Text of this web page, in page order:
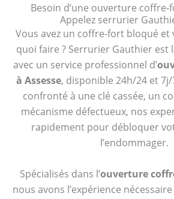
Besoin d’une ouverture coffre-
Appelez serrurier
Vous avez un coffre-fort bloqué et
quoi faire ? Serrurier Gauthier est
avec un service professionnel d’
à Assesse, disponible 24h/24 et
confronté à une clé cassée, un
mécanisme défectueux, nos
rapidement pour débloquer
l’endommager.
Spécialisés dans l’ouverture
nous avons l’expérience